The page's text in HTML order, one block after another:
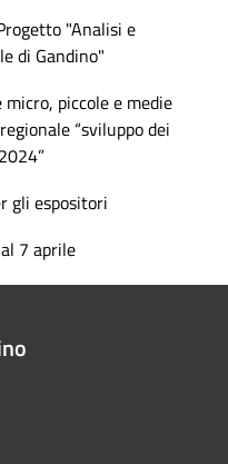
"Analisi e
di Gandino"
piccole e medie
“sviluppo dei
gli espositori
7 aprile